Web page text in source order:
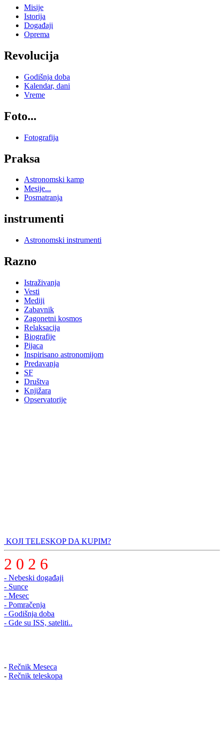
Misije
Istorija
Događaji
Oprema
Revolucija
Godišnja doba
Kalendar, dani
Vreme
Foto...
Fotografija
Praksa
Astronomski kamp
Mesije...
Posmatranja
instrumenti
Astronomski instrumenti
Razno
Istraživanja
Vesti
Mediji
Zabavnik
Zagonetni kosmos
Relaksacija
Biografije
Pijaca
Inspirisano astronomijom
Predavanja
SF
Društva
Knjižara
Opservatorije
KOJI TELESKOP DA KUPIM?
2 0 2 6
- Nebeski događaji
- Sunce
- Mesec
- Pomračenja
- Godišnja doba
- Gde su ISS, sateliti..
- Rečnik Meseca
- Rečnik teleskopa